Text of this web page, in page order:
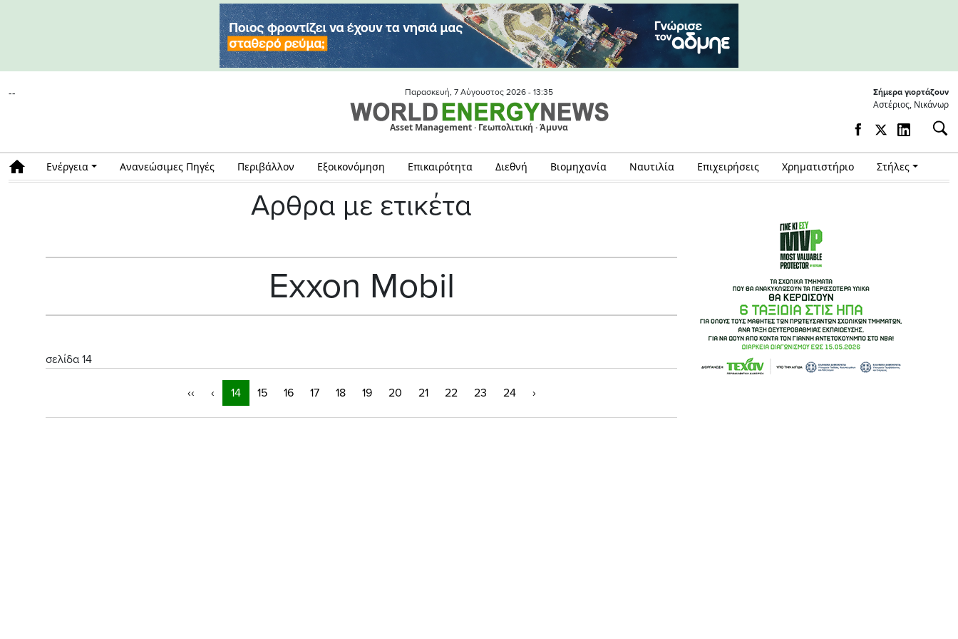
-- Παρασκευή, 7 Αύγουστος 2026 - 13:35
Asset Management · Γεωπολιτική · Άμυνα
Σήμερα γιορτάζουν
Αστέριος, Νικάνωρ
Ενέργεια Ανανεώσιμες Πηγές Περιβάλλον Εξοικονόμηση Επικαιρότητα Διεθνή Βιομηχανία Ναυτιλία Επιχειρήσεις Χρηματιστήριο Στήλες
Αρθρα με ετικέτα
Exxon Mobil
σελίδα 14
‹‹ ‹ 14 15 16 17 18 19 20 21 22 23 24 ›